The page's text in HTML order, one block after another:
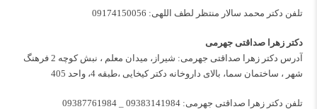
تلفن دکتر محمد سالار منتظر لطف اللهی: 09174150056
دکتر زهرا صداقتی جهرمی
آدرس دکتر زهرا صداقتی جهرمی: شیراز، میدان معلم ، نبش کوچه 2 فرهنگ
شهر ، ساختمان سما، بالای داروخانه دکتر کیخایی ،طبقه 4، واحد 405
تلفن دکتر زهرا صداقتی جهرمی: 09383141984
09387761984